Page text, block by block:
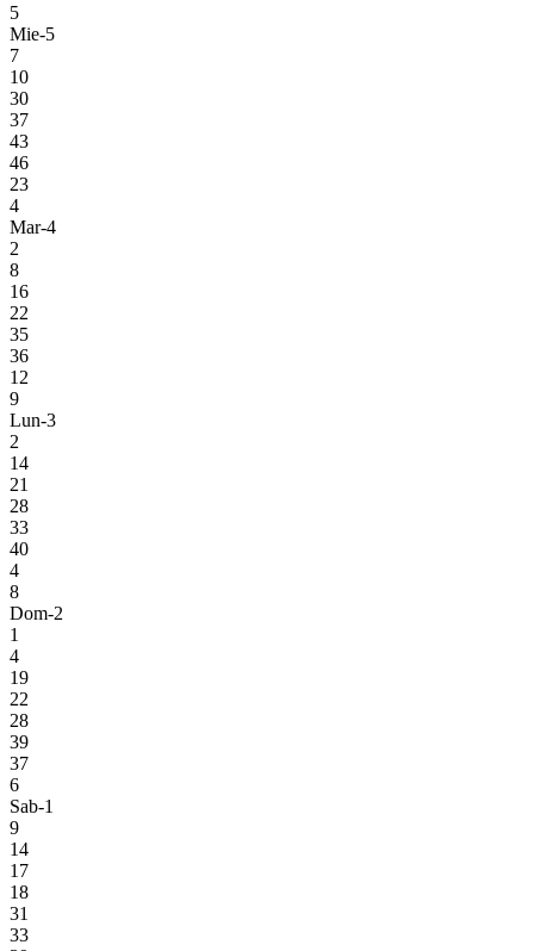
5
Mie-5
7
10
30
37
43
46
23
4
Mar-4
2
8
16
22
35
36
12
9
Lun-3
2
14
21
28
33
40
4
8
Dom-2
1
4
19
22
28
39
37
6
Sab-1
9
14
17
18
31
33